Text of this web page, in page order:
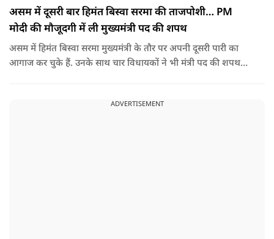
असम में दूसरी बार हिमंत बिस्वा सरमा की ताजपोशी… PM
मोदी की मौजूदगी में ली मुख्यमंत्री पद की शपथ
असम में हिमंत बिस्वा सरमा मुख्यमंत्री के तौर पर अपनी दूसरी पारी का
आगाज कर चुके हैं. उनके साथ चार विधायकों ने भी मंत्री पद की शपथ
ADVERTISEMENT